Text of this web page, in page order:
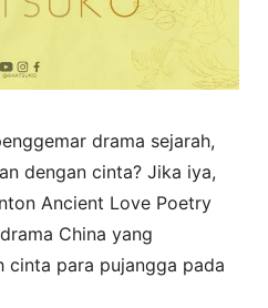
drama sejarah,
dengan cinta? Jika iya,
Ancient Love Poetry
China yang
cinta para pujangga pada